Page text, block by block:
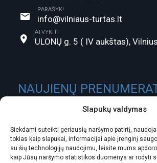
Slapukų valdymas
Siekdami suteikti geriausią naršymo patirtį,
tokias kaip slapukai, informacijai apie įrenginį
su šių technologijų naudojimu, leisite mums
kaip Jūsų naršymo statistikos duomenys ar rodyti
PARAŠYK!
info@vilniaus-turtas.lt
ATVYKIT!
ULONŲ g. 5 ( IV aukštas), Vilnius
NAUJIENŲ